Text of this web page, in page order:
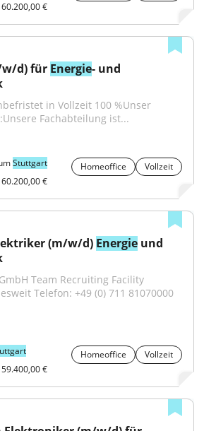
€
d) für Energie- und
in Vollzeit 100 %Unser
Fachabteilung ist...
Stuttgart Homeoffice
Vollzeit
€
(m/w/d) Energie und
Team Recruiting Facility
Telefon: +49 (0) 711 81070000
Homeoffice
Vollzeit
€